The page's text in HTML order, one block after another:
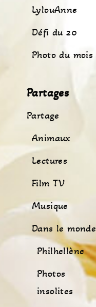
LylouAnne
Défi du 20
Photo du mois
Partages
Partage
Animaux
Lectures
Film TV
Musique
Dans le monde
Philhellène
Photos
insolites